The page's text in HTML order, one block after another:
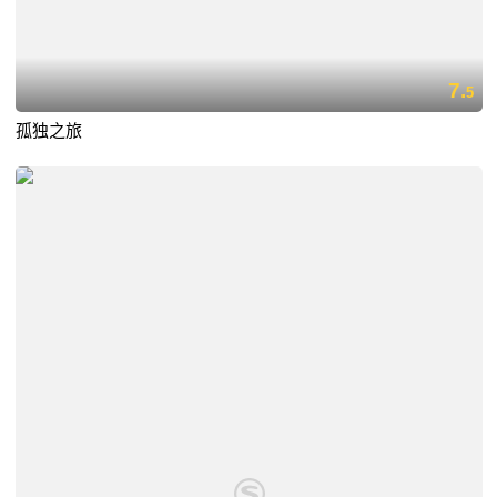
7.5
孤独之旅